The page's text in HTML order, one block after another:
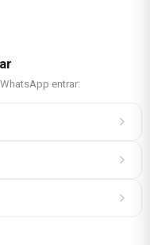
entrar: